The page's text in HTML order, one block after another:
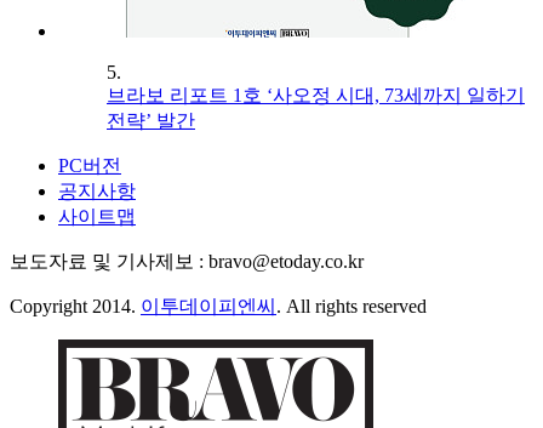
5.
브라보 리포트 1호 ‘사오정 시대, 73세까지 일하기
전략’ 발간
PC버전
공지사항
사이트맵
보도자료 및 기사제보 : bravo@etoday.co.kr
Copyright 2014. 이투데이피엔씨 . All rights reserved